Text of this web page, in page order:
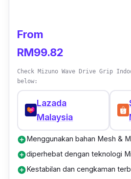
From
RM99.82
Check Mizuno Wave Drive Grip
below:
Lazada
Malaysia
add_circleMenggunakan bahan Mesh &
add_circlediperhebat dengan teknologi
add_circleKestabilan dan cengkaman